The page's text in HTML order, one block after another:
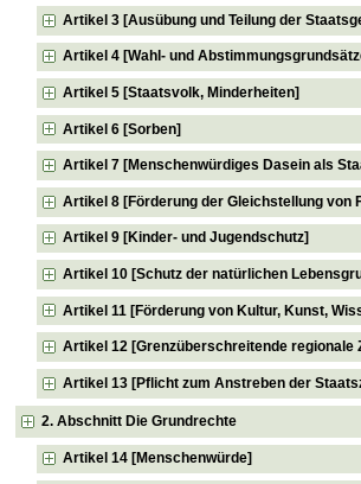
Artikel 3 [Ausübung und Teilung der
Artikel 4 [Wahl- und
Artikel 5 [Staatsvolk, Minderheiten]
Artikel 6 [Sorben]
Artikel 7 [Menschenwürdiges Dasein als
Artikel 8 [Förderung der Gleichstellung von
Artikel 9 [Kinder- und Jugendschutz]
Artikel 10 [Schutz der natürlichen
Artikel 11 [Förderung von Kultur, Kunst,
Artikel 12 [Grenzüberschreitende regionale
Artikel 13 [Pflicht zum Anstreben der
2. Abschnitt Die Grundrechte
Artikel 14 [Menschenwürde]